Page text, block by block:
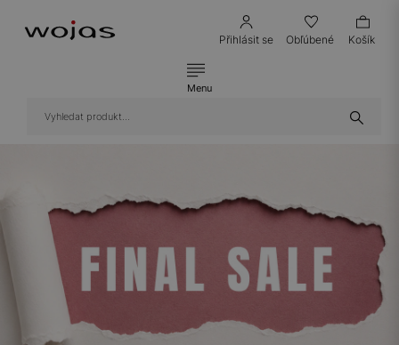
Přihlásit se Obľúbené Košík
Menu